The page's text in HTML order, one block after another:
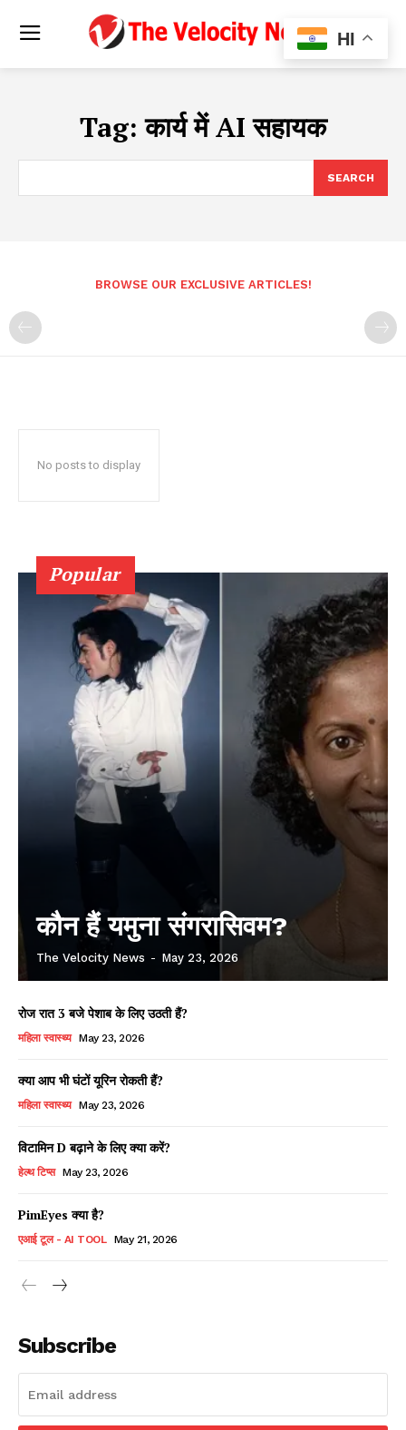
Tag:कार्य में AI सहायक
SEARCH
BROWSE OUR EXCLUSIVE ARTICLES!
No posts to display
Popular
कौन हैं यमुना संगरासिवम?
The Velocity News - May 23, 2026
रोज रात 3 बजे पेशाब के लिए उठती हैं?
महिला स्वास्थ्य May 23, 2026
क्या आप भी घंटों यूरिन रोकती हैं?
महिला स्वास्थ्य May 23, 2026
विटामिन D बढ़ाने के लिए क्या करें?
हेल्थ टिप्स May 23, 2026
PimEyes क्या है?
एआई टूल - AI TOOL May 21, 2026
Subscribe
HI